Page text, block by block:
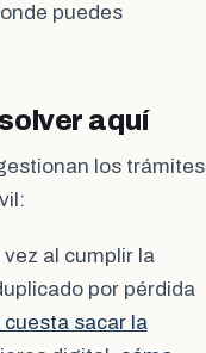
puedes
aquí
los trámites
al cumplir la
por pérdida
sacar la